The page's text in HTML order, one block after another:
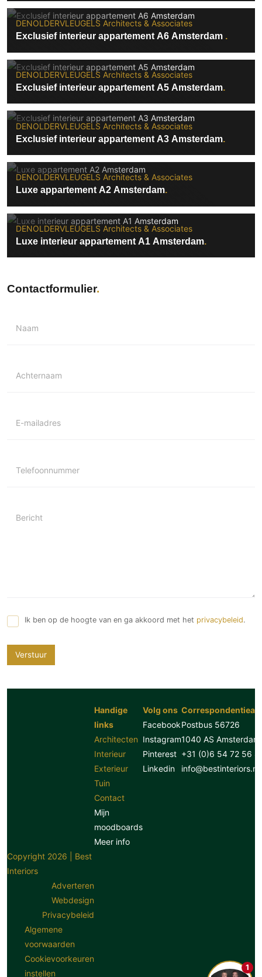
DENOLDERVLEUGELS Architects & Associates
Exclusief interieur appartement A6 Amsterdam
DENOLDERVLEUGELS Architects & Associates
Exclusief interieur appartement A5 Amsterdam
DENOLDERVLEUGELS Architects & Associates
Exclusief interieur appartement A3 Amsterdam
DENOLDERVLEUGELS Architects & Associates
Luxe appartement A2 Amsterdam
DENOLDERVLEUGELS Architects & Associates
Luxe interieur appartement A1 Amsterdam
Contactformulier
Naam
Achternaam
E-mailadres
Telefoonnummer
Bericht
Ik ben op de hoogte van en ga akkoord met het privacybeleid.
Verstuur
1
Handige
links
Architecten
Interieur
Exterieur
Tuin
Contact
Mijn
moodboards
Meer info
Volg ons
Facebook
Instagram
Pinterest
Linkedin
Postbus 56726
1040 AS Amsterdam
+31 (0)6 54 72 56
info@bestinteriors.nl
Copyright 2026 | Best
Interiors
Adverteren
Webdesign
Privacybeleid
Algemene
voorwaarden
Cookievoorkeuren
instellen